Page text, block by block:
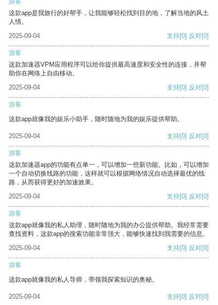
这款app是我旅行的好帮手，让我能够轻松找到目的地，了解当地的风土
人情。
2025-09-04
支持[0] 反对[0]
游客
这款加速器VPM应用程序可以给你提供最高速度和安全性的连接，并帮
助你在网络上自由移动。
2025-09-04
支持[0] 反对[0]
游客
这款app就像我的娱乐小助手，随时随地为我的娱乐提供帮助。
2025-09-04 支持[0] 反对[0]
游客
这款加速器app的功能有点单一，可以增加一些新功能。比如，可以增加
一个自动切换线路的功能，这样就可以根据网络情况自动选择最优的线
路，从而获得更好的加速效果。
2025-09-04
支持[0] 反对[0]
游客
这款app就像我的私人助理，随时随地为我的办公提供帮助。我经常需要
查找资料，这款app的搜索功能非常强大，能够快速找到我需要的信息。
2025-09-04
支持[0] 反对[0]
游客
这款app就像我的私人导师，带领我探索知识的奥秘。
2025-09-04 支持[0] 反对[0]